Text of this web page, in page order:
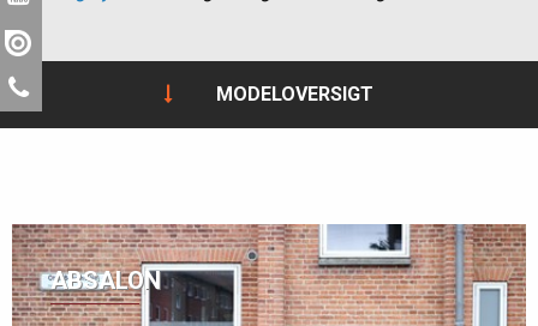
MODELOVERSIGT
ABSALON